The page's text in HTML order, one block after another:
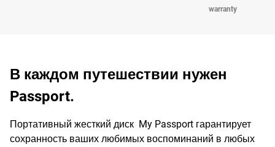
warranty
В каждом путешествии нужен
Passport.
Портативный жесткий диск My Passport гарантирует
сохранность ваших любимых воспоминаний в любых